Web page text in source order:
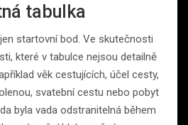
tabulka
startovní bod. Ve skutečnosti
které v tabulce nejsou detailně
věk cestujících, účel cesty,
svatební cestu nebo pobyt
byla vada odstranitelná během